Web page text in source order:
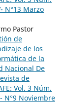
N°13 Marzo
Pastor
de
de los
de la
Nacional De
de
Vol. 3 Núm.
N°9 Noviembre